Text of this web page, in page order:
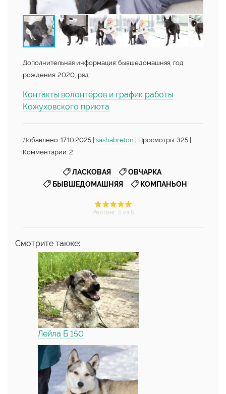
Дополнительная информация: бывшедомашняя, год
рождения: 2020, ряд:
Контакты волонтёров и график работы
Кожуховского приюта
Добавлено: 17.10.2025 | sashabreton | Просмотры: 325 |
Комментарии: 2
ЛАСКОВАЯ, ОВЧАРКА,
БЫВШЕДОМАШНЯЯ, КОМПАНЬОН
Рейтинг: 5 из 5
Смотрите также:
Лейла Б 150